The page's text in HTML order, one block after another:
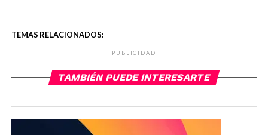
TEMAS RELACIONADOS:
PUBLICIDAD
TAMBIÉN PUEDE INTERESARTE